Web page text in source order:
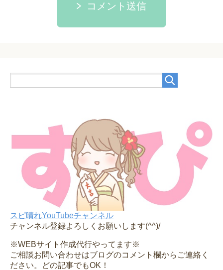
コメント送信
スピ晴れYouTubeチャンネル
チャンネル登録よろしくお願いします(^^)/
※WEBサイト作成代行やってます※
ご相談お問い合わせはブログのコメント欄からご連絡く
ださい。どの記事でもOK！